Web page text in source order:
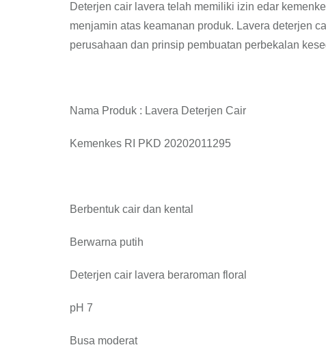
Deterjen cair lavera telah memiliki izin edar
menjamin atas keamanan produk. Lavera deterjen
perusahaan dan prinsip pembuatan perbekalan
Nama Produk : Lavera Deterjen Cair
Kemenkes RI PKD 20202011295
Berbentuk cair dan kental
Berwarna putih
Deterjen cair lavera beraroman floral
pH 7
Busa moderat